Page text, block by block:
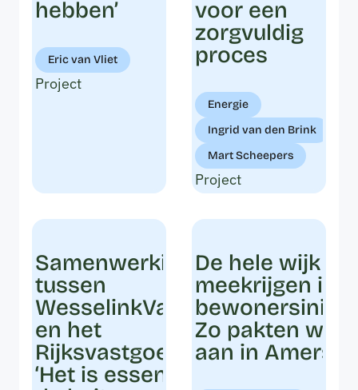
hebben’
Eric van Vliet
Project
voor een
zorgvuldig
proces
Energie
Ingrid van den Brink
Mart Scheepers
Project
Samenwerking
tussen
WesselinkVanZijst
en het
Rijksvastgoedbedrijf:
‘Het is essentieel om
De hele wijk
meekrijgen in
Zo pakten we
aan in